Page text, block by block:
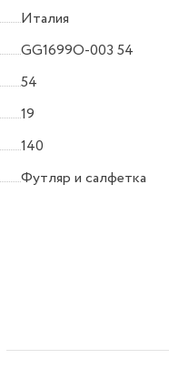
Италия
GG1699O-003 54
54
19
140
Футляр и салфетка